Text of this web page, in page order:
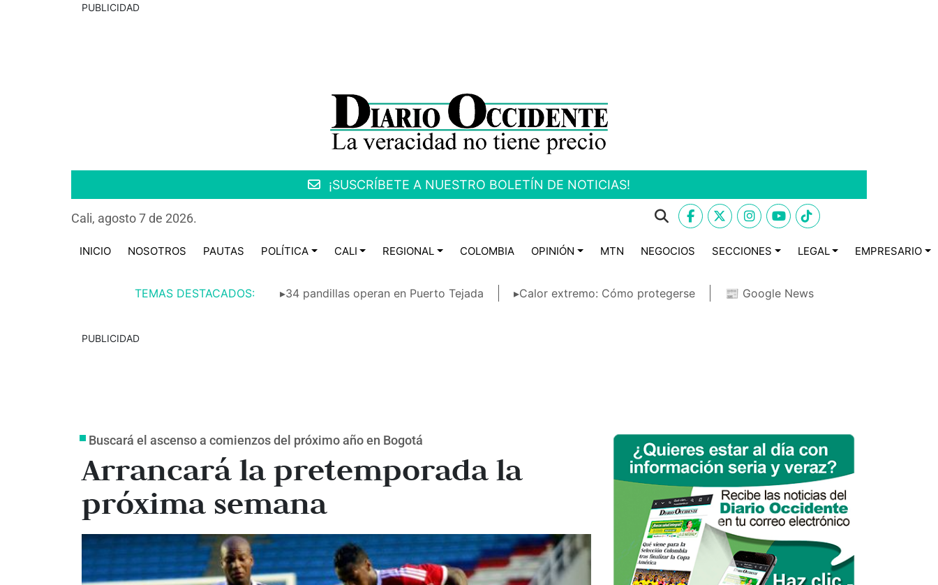
PUBLICIDAD
¡SUSCRÍBETE A NUESTRO BOLETÍN DE NOTICIAS!
Cali, agosto 7 de 2026.
INICIO NOSOTROS PAUTAS POLÍTICA CALI REGIONAL COLOMBIA OPINIÓN MTN NEGOCIOS SECCIONES LEGAL EMPRESARIO
TEMAS DESTACADOS: ▸34 pandillas operan en Puerto Tejada ▸Calor extremo: Cómo protegerse 📰 Google News
PUBLICIDAD
Buscará el ascenso a comienzos del próximo año en Bogotá
Arrancará la pretemporada la
próxima semana